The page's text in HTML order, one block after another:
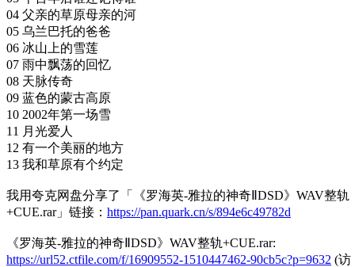
04 父亲的草原母亲的河
05 乌兰巴托的爸爸
06 冰山上的雪莲
07 雨中飘荡的回忆
08 天脉传奇
09 蓝色的蒙古高原
10 2002年第一场雪
11 月光爱人
12 有一个美丽的地方
13 我和草原有个约定
我用夸克网盘分享了「《罗海英-雅拉的神奇ⅡDSD》WAV整轨
+CUE.rar」链接： https://pan.quark.cn/s/894e6c49782d
《罗海英-雅拉的神奇ⅡDSD》WAV整轨+CUE.rar:
https://url52.ctfile.com/f/16909552-1510447462-90cb5c?p=9632 (访